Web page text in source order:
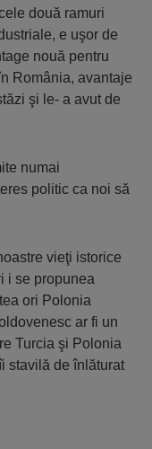
două ramuri
e uşor de
nouă pentru
România, avantaje
şi le- a avut de
numai
politic ca noi să
vieţi istorice
i se propunea
ori Polonia
ar fi un
Turcia şi Polonia
stavilă de înlăturat